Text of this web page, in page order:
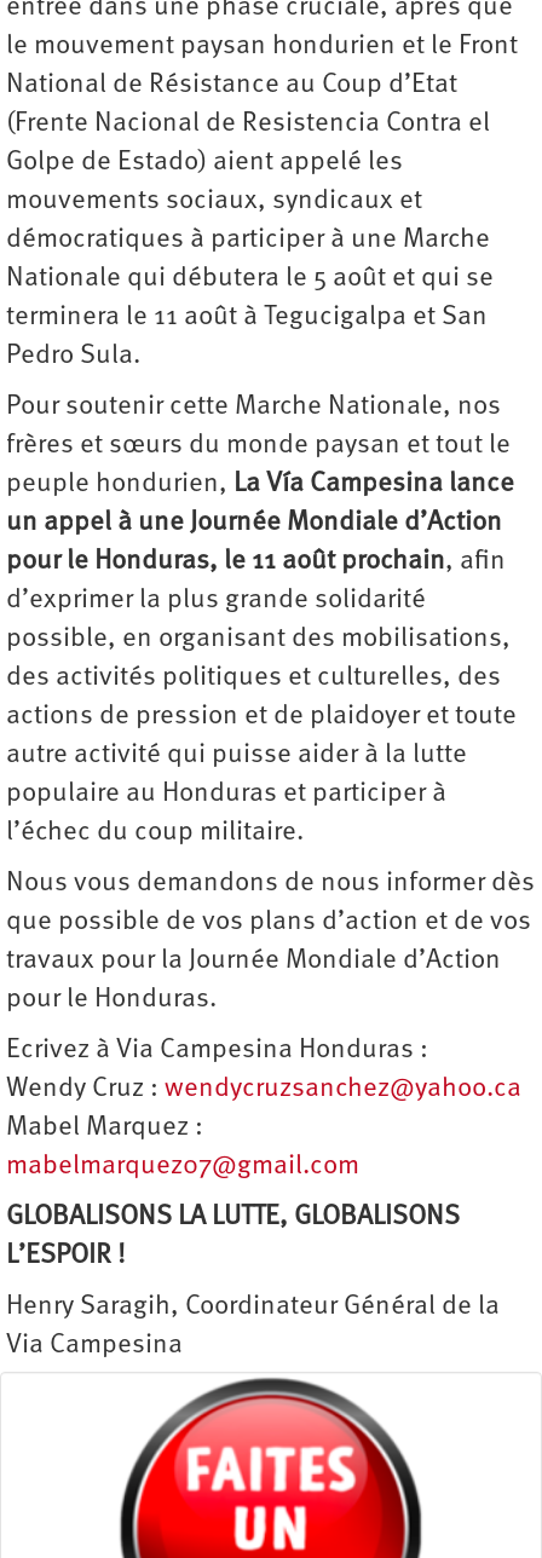
entrée dans une phase cruciale, après que
le mouvement paysan hondurien et le Front
National de Résistance au Coup d’Etat
(Frente Nacional de Resistencia Contra el
Golpe de Estado) aient appelé les
mouvements sociaux, syndicaux et
démocratiques à participer à une Marche
Nationale qui débutera le 5 août et qui se
terminera le 11 août à Tegucigalpa et San
Pedro Sula.
Pour soutenir cette Marche Nationale, nos
frères et sœurs du monde paysan et tout le
peuple hondurien, La Vía Campesina lance
un appel à une Journée Mondiale d’Action
pour le Honduras, le 11 août prochain, afin
d’exprimer la plus grande solidarité
possible, en organisant des mobilisations,
des activités politiques et culturelles, des
actions de pression et de plaidoyer et toute
autre activité qui puisse aider à la lutte
populaire au Honduras et participer à
l’échec du coup militaire.
Nous vous demandons de nous informer dès
que possible de vos plans d’action et de vos
travaux pour la Journée Mondiale d’Action
pour le Honduras.
Ecrivez à Via Campesina Honduras :
Wendy Cruz : wendycruzsanchez@yahoo.ca
Mabel Marquez :
mabelmarquez07@gmail.com
GLOBALISONS LA LUTTE, GLOBALISONS
L’ESPOIR !
Henry Saragih, Coordinateur Général de la
Via Campesina